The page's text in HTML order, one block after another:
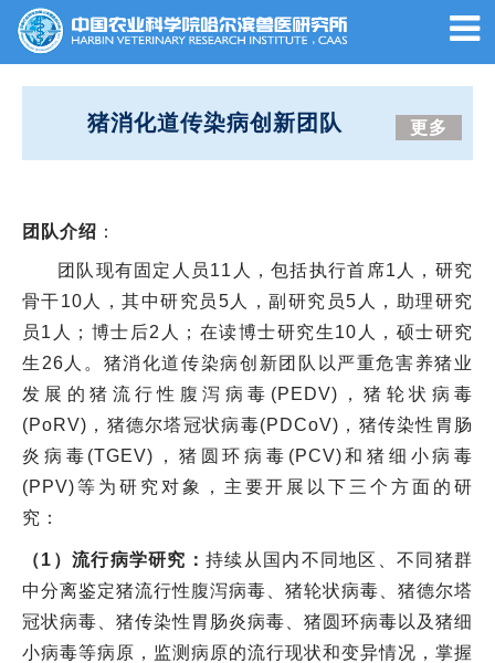
更多
猪消化道传染病创新团队
团队介绍 ：
团队现有固定人员11人，包括执行首席1人，研究
骨干10人，其中研究员5人，副研究员5人，助理研究
员1人；博士后2人；在读博士研究生10人，硕士研究
生26人。猪消化道传染病创新团队以严重危害养猪业
发展的猪流行性腹泻病毒(PEDV)，猪轮状病毒
(PoRV)，猪德尔塔冠状病毒(PDCoV)，猪传染性胃肠
炎病毒(TGEV)，猪圆环病毒(PCV)和猪细小病毒
(PPV)等为研究对象，主要开展以下三个方面的研
究：
（1）流行病学研究：持续从国内不同地区、不同猪群
中分离鉴定猪流行性腹泻病毒、猪轮状病毒、猪德尔塔
冠状病毒、 猪传染性胃肠炎病毒、 猪圆环病毒以及猪细
小病毒等病原，监测病原的流行现状和变异情况，掌握